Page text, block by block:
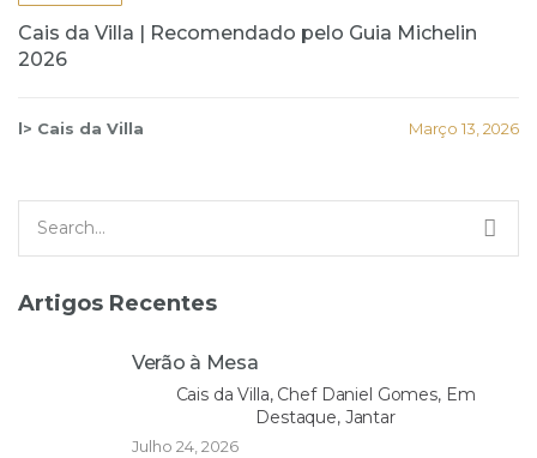
Cais da Villa | Recomendado pelo Guia Michelin
2026
l> Cais da Villa Março 13, 2026
for:
Artigos Recentes
Verão à Mesa
Cais da Villa, Chef Daniel Gomes, Em
Destaque, Jantar
Julho 24, 2026